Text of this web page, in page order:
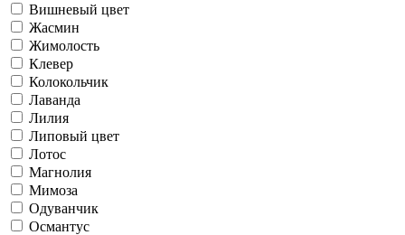
Вишневый цвет
Жасмин
Жимолость
Клевер
Колокольчик
Лаванда
Лилия
Липовый цвет
Лотос
Магнолия
Мимоза
Одуванчик
Османтус